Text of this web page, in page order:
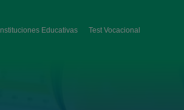
Instituciones Educativas Test Vocacional